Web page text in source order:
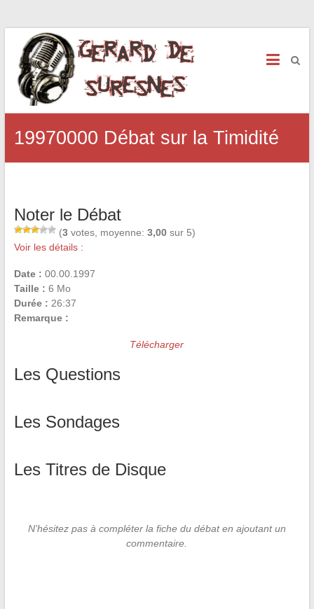
19970000 Débat sur la Timidité
Noter le Débat
(3votes, moyenne: 3,00sur 5)
Voir les détails :
Date : 00.00.1997
Taille : 6 Mo
Durée : 26:37
Remarque :
Télécharger
Les Questions
Les Sondages
Les Titres de Disque
N’hésitez pas à compléter la fiche du débat en ajoutant un
commentaire.